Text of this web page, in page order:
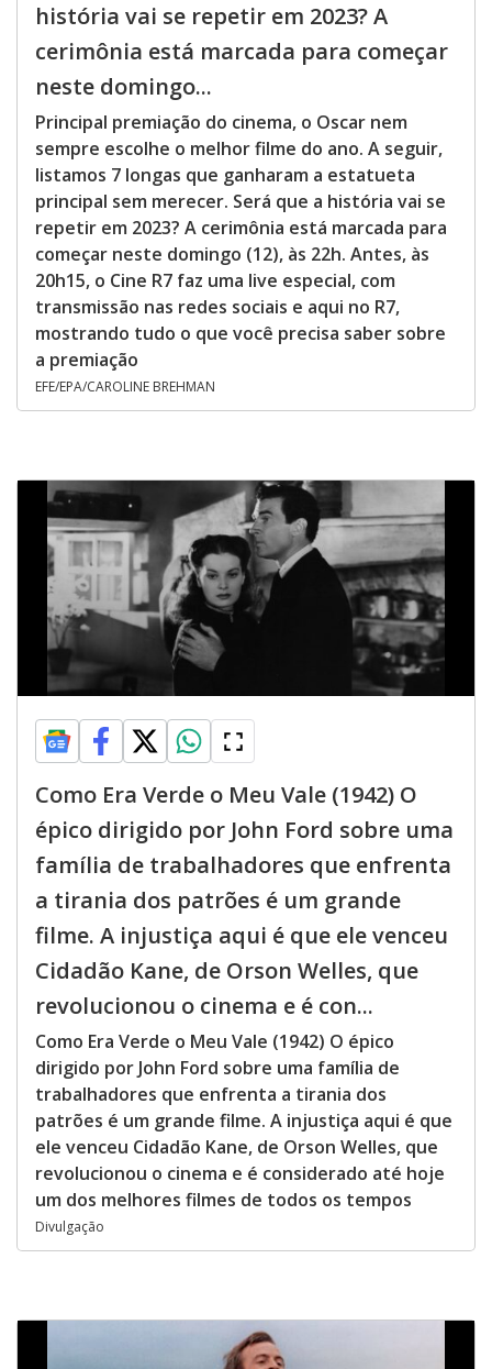
história vai se repetir em 2023? A
cerimônia está marcada para começar
neste domingo...
Principal premiação do cinema, o Oscar nem
sempre escolhe o melhor filme do ano. A seguir,
listamos 7 longas que ganharam a estatueta
principal sem merecer. Será que a história vai se
repetir em 2023? A cerimônia está marcada para
começar neste domingo (12), às 22h. Antes, às
20h15, o Cine R7 faz uma live especial, com
transmissão nas redes sociais e aqui no R7,
mostrando tudo o que você precisa saber sobre
a premiação
EFE/EPA/CAROLINE BREHMAN
Como Era Verde o Meu Vale (1942) O
épico dirigido por John Ford sobre uma
família de trabalhadores que enfrenta
a tirania dos patrões é um grande
filme. A injustiça aqui é que ele venceu
Cidadão Kane, de Orson Welles, que
revolucionou o cinema e é con...
Como Era Verde o Meu Vale (1942) O épico
dirigido por John Ford sobre uma família de
trabalhadores que enfrenta a tirania dos
patrões é um grande filme. A injustiça aqui é que
ele venceu Cidadão Kane, de Orson Welles, que
revolucionou o cinema e é considerado até hoje
um dos melhores filmes de todos os tempos
Divulgação